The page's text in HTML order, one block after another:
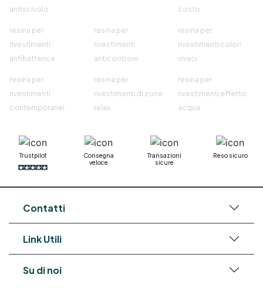
antiscivolo
costo
resina per
rivestimenti
antibatterica
resina per
rivestimenti
anticorrosivi
resina per
rivestimenti colori
vivaci
resina per
rivestimenti
contemporanei
resina per
rivestimenti di zone
relax
resina per
rivestimenti effetto
acqua
Trustpilot
Consegna
veloce
Transazioni
sicure
Reso sicuro
Contatti
Link Utili
Su di noi